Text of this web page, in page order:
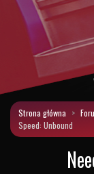
Strona główna
Speed: Unbound